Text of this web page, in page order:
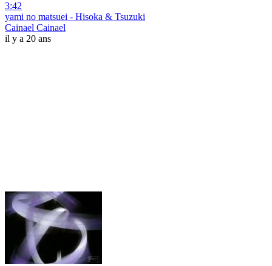
3:42
yami no matsuei - Hisoka & Tsuzuki
Cainael Cainael
il y a 20 ans